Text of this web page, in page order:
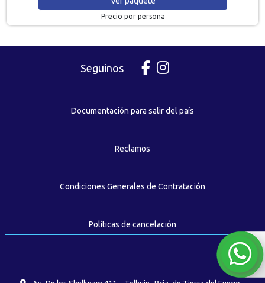
Precio por persona
Seguinos
Documentación para salir del país
Reclamos
Condiciones Generales de Contratación
Políticas de cancelación